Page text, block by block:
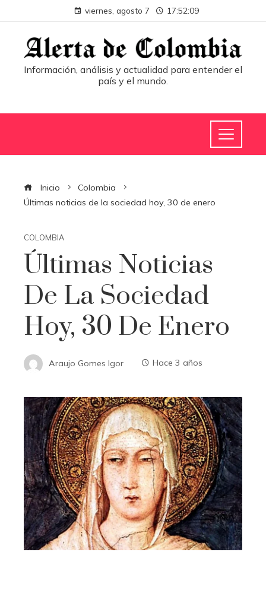
viernes, agosto 7 17:52:09
Información, análisis y actualidad para entender el
país y el mundo.
Inicio
Colombia
Últimas noticias de la sociedad hoy, 30 de enero
COLOMBIA
Últimas Noticias
De La Sociedad
Hoy, 30 De Enero
Araujo Gomes Igor Hace 3 años